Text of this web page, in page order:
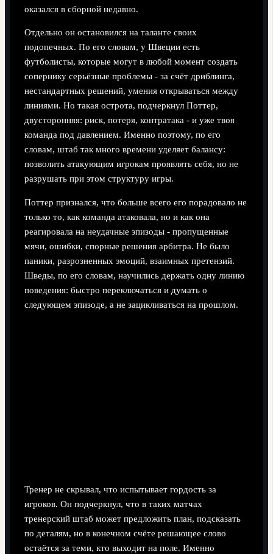
оказался в сборной недавно.
Отдельно он остановился на таланте своих
подопечных. По его словам, у Швеции есть
футболисты, которые могут в любой момент создать
сопернику серьёзные проблемы - за счёт дриблинга,
нестандартных решений, умения открываться между
линиями. Но такая острота, подчеркнул Поттер,
двусторонняя: риск, потеря, контратака - и уже твоя
команда под давлением. Именно поэтому, по его
словам, штаб так много времени уделяет балансу:
позволить атакующим игрокам проявлять себя, но не
разрушать при этом структуру игры.
Поттер признался, что больше всего его порадовало не
только то, как команда атаковала, но и как она
реагировала на неудачные эпизоды - пропущенные
мячи, ошибки, спорные решения арбитра. Не было
паники, разрозненных эмоций, взаимных претензий.
Шведы, по его словам, научились держать одну линию
поведения: быстро переключаться и думать о
следующем эпизоде, а не зацикливаться на прошлом.
Тренер не скрывал, что испытывает гордость за
игроков. Он подчеркнул, что в таких матчах
тренерский штаб может предложить план, подсказать
по деталям, но в конечном счёте решающее слово
остаётся за теми, кто выходит на поле. Именно